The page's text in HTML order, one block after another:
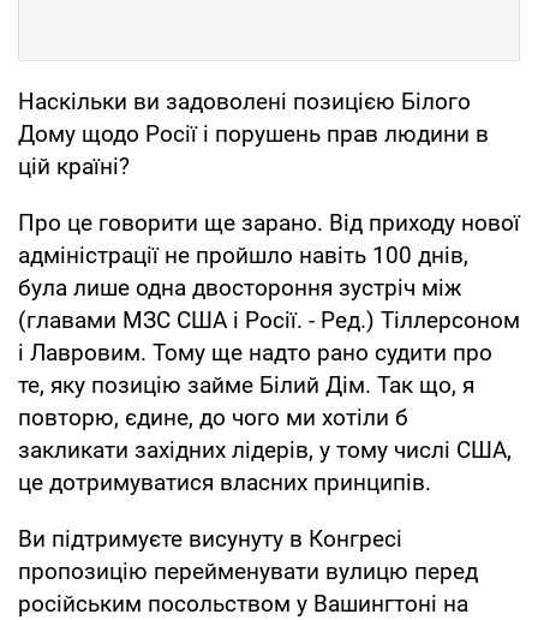
Наскільки ви задоволені позицією Білого
Дому щодо Росії і порушень прав людини в
цій країні?
Про це говорити ще зарано. Від приходу нової
адміністрації не пройшло навіть 100 днів,
була лише одна двостороння зустріч між
(главами МЗС США і Росії. - Ред.) Тіллерсоном
і Лавровим. Тому ще надто рано судити про
те, яку позицію займе Білий Дім. Так що, я
повторю, єдине, до чого ми хотіли б
закликати західних лідерів, у тому числі США,
це дотримуватися власних принципів.
Ви підтримуєте висунуту в Конгресі
пропозицію перейменувати вулицю перед
російським посольством у Вашингтоні на